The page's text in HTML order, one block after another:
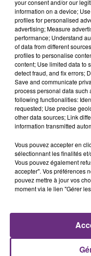
- les mesures de
mouvements de
sont interdits
- l’introduction dans
plumes est interdite
l’avifaune sauvage
FIL D'ACTU
7 août 2026
LA CENTRALE
TOUJOURS À
Cela fait déjà une
your consent and/or our
information on a device;
profiles for personalised
advertising; Measure
performance; Understand
of data from different
profiles to personalise
content; Use limited data to
detect fraud, and fix errors;
Save and communicate
process personal data such
following functionalities:
requested; Use precise
other data sources; Link
information transmitted
Vous pouvez accepter en
sélectionnant les finalités
Vous pouvez également
accepter". Vos préférences
pouvez mettre à jour vos
moment via le lien "Gérer